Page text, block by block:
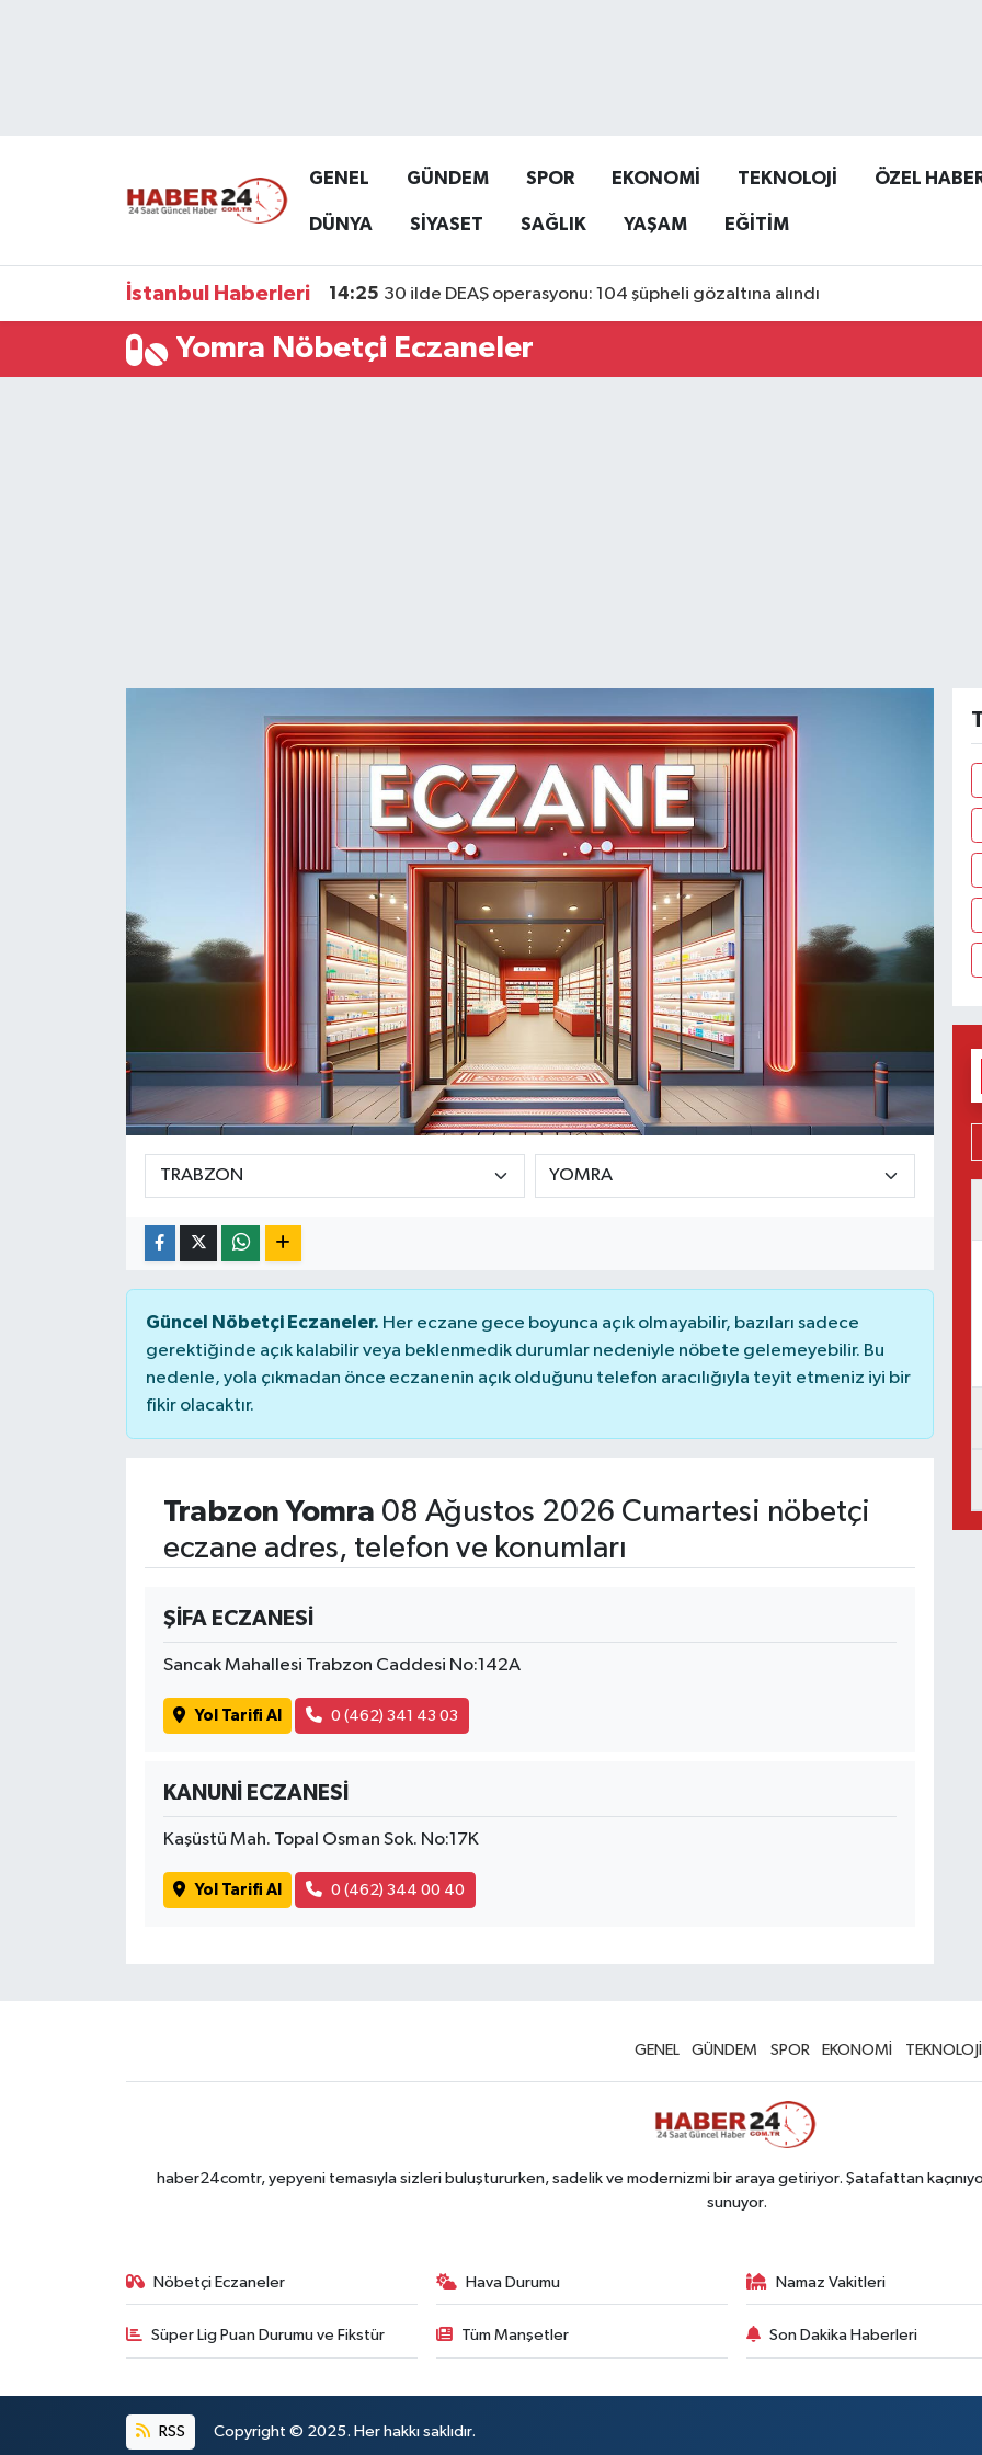
GENEL GÜNDEM SPOR EKONOMİ TEKNOLOJİ ÖZEL
DÜNYA SİYASET SAĞLIK YAŞAM EĞİTİM
İstanbul Haberleri 14:25 30 ilde DEAŞ operasyonu: 104 şüpheli gözaltına alındı
Yomra Nöbetçi Eczaneler
Güncel Nöbetçi Eczaneler. Her eczane gece boyunca açık olmayabilir, bazıları sadece
gerektiğinde açık kalabilir veya beklenmedik durumlar nedeniyle nöbete gelemeyebilir. Bu
nedenle, yola çıkmadan önce eczanenin açık olduğunu telefon aracılığıyla teyit etmeniz iyi bir
fikir olacaktır.
Trabzon Yomra 08 Ağustos 2026 Cumartesi nöbetçi
eczane adres, telefon ve konumları
ŞİFA ECZANESİ
Sancak Mahallesi Trabzon Caddesi No:142A
Yol Tarifi Al 0 (462) 341 43 03
KANUNİ ECZANESİ
Kaşüstü Mah. Topal Osman Sok. No:17K
Yol Tarifi Al 0 (462) 344 00 40
GENEL GÜNDEM SPOR EKONOMİ TEKNOLOJİ
haber24comtr, yepyeni temasıyla sizleri buluştururken, sadelik ve modernizmi bir araya getiriyor. Şatafattan
sunuyor.
Nöbetçi Eczaneler Hava Durumu Namaz Vakitleri
Süper Lig Puan Durumu ve Fikstür Tüm Manşetler Son Dakika Haberleri
RSS Copyright © 2025. Her hakkı saklıdır.
Namaz Vakitleri
Süper Lig Puan Durumu ve Fikstür
Tüm Manşetler